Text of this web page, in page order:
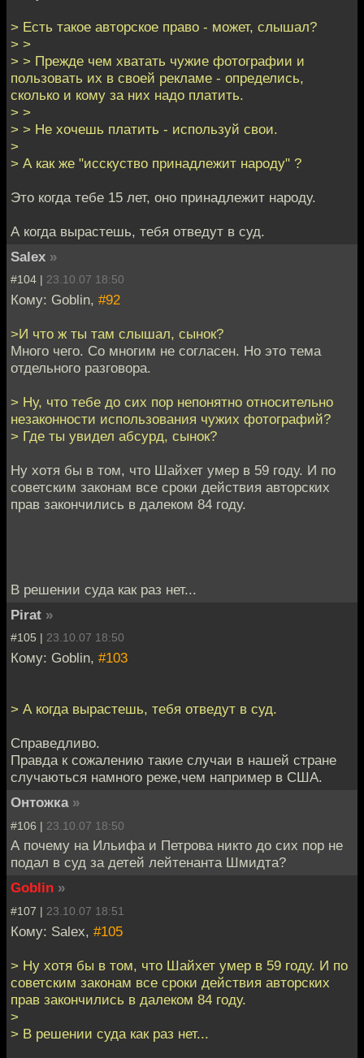
> Есть такое авторское право - может, слышал?
> >
> > Прежде чем хватать чужие фотографии и
пользовать их в своей рекламе - определись,
сколько и кому за них надо платить.
> >
> > Не хочешь платить - используй свои.
>
> А как же "исскуство принадлежит народу" ?
Это когда тебе 15 лет, оно принадлежит народу.
А когда вырастешь, тебя отведут в суд.
Salex »
#104 | 23.10.07 18:50
Кому: Goblin, #92
>И что ж ты там слышал, сынок?
Много чего. Со многим не согласен. Но это тема
отдельного разговора.
> Ну, что тебе до сих пор непонятно относительно
незаконности использования чужих фотографий?
> Где ты увидел абсурд, сынок?
Ну хотя бы в том, что Шайхет умер в 59 году. И по
советским законам все сроки действия авторских
прав закончились в далеком 84 году.
В решении суда как раз нет...
Pirat »
#105 | 23.10.07 18:50
Кому: Goblin, #103
> А когда вырастешь, тебя отведут в суд.
Справедливо.
Правда к сожалению такие случаи в нашей стране
случаються намного реже,чем например в США.
Онтожка »
#106 | 23.10.07 18:50
А почему на Ильифа и Петрова никто до сих пор не
подал в суд за детей лейтенанта Шмидта?
Goblin »
#107 | 23.10.07 18:51
Кому: Salex, #105
> Ну хотя бы в том, что Шайхет умер в 59 году. И по
советским законам все сроки действия авторских
прав закончились в далеком 84 году.
>
> В решении суда как раз нет...